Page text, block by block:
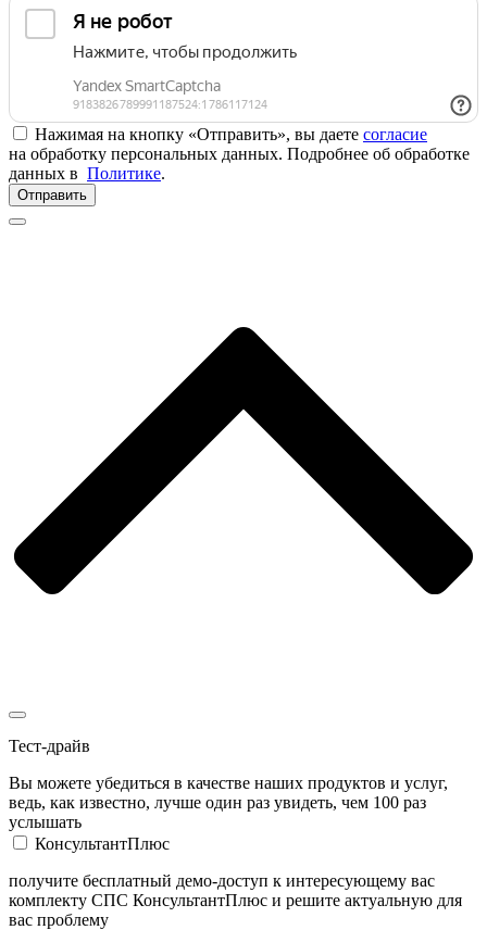
Нажимая на кнопку «Отправить», вы даете согласие
на обработку персональных данных. Подробнее об обработке
данных в Политике.
Отправить
Тест-драйв
Вы можете убедиться в качестве наших продуктов и услуг,
ведь, как известно, лучше один раз увидеть, чем 100 раз
услышать
КонсультантПлюс
получите бесплатный демо-доступ к интересующему вас
комплекту СПС КонсультантПлюс и решите актуальную для
вас проблему